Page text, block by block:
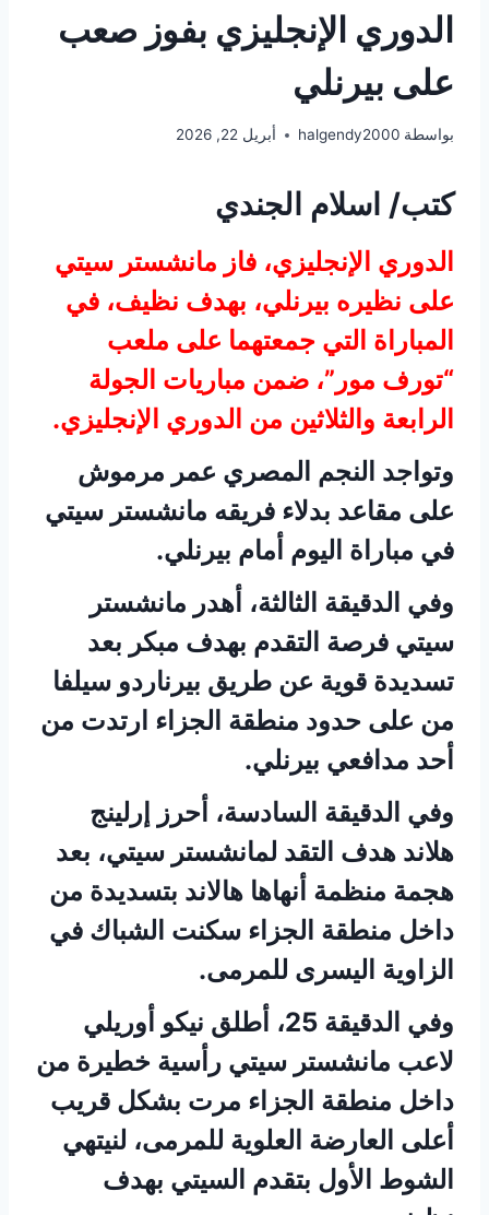
الدوري الإنجليزي بفوز صعب
على بيرنلي
بواسطة halgendy2000 أبريل 22, 2026
كتب/ اسلام الجندي
الدوري الإنجليزي، فاز مانشستر سيتي
على نظيره بيرنلي، بهدف نظيف، في
المباراة التي جمعتهما على ملعب
“تورف مور”، ضمن مباريات الجولة
الرابعة والثلاثين من الدوري الإنجليزي.
وتواجد النجم المصري عمر مرموش
على مقاعد بدلاء فريقه مانشستر سيتي
في مباراة اليوم أمام بيرنلي.
وفي الدقيقة الثالثة، أهدر مانشستر
سيتي فرصة التقدم بهدف مبكر بعد
تسديدة قوية عن طريق بيرناردو سيلفا
من على حدود منطقة الجزاء ارتدت من
أحد مدافعي بيرنلي.
وفي الدقيقة السادسة، أحرز إرلينج
هلاند هدف التقد لمانشستر سيتي، بعد
هجمة منظمة أنهاها هالاند بتسديدة من
داخل منطقة الجزاء سكنت الشباك في
الزاوية اليسرى للمرمى.
وفي الدقيقة 25، أطلق نيكو أوريلي
لاعب مانشستر سيتي رأسية خطيرة من
داخل منطقة الجزاء مرت بشكل قريب
أعلى العارضة العلوية للمرمى، لنيتهي
الشوط الأول بتقدم السيتي بهدف